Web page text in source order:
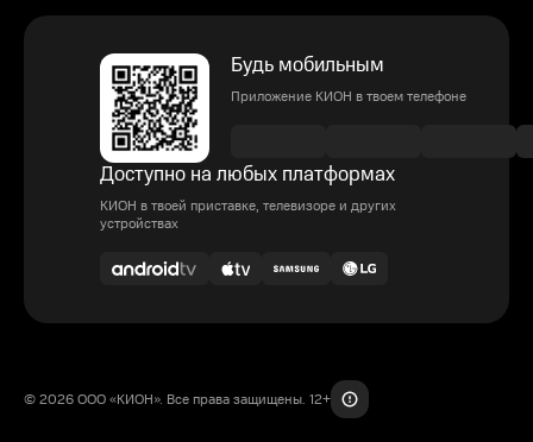
Будь мобильным
Приложение КИОН в твоем телефоне
Доступно на любых платформах
КИОН в твоей приставке, телевизоре и других
устройствах
© 2026 ООО «КИОН». Все права защищены. 12+